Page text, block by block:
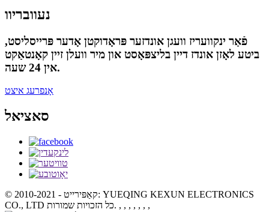
נעוובריוו
פֿאַר ינקוועריז וועגן אונדזער פּראָדוקטן אָדער פּרייסליסט,
ביטע לאָזן אונדז דיין בליצפּאָסט און מיר וועלן זיין קאָנטאַקט
אין 24 שעה.
אָנפרעג איצט
סאציאל
© קאַפּירייט - 2010-2021: YUEQING KEXUN ELECTRONICS
CO., LTD כל הזכויות שמורות. , , , , , , ,